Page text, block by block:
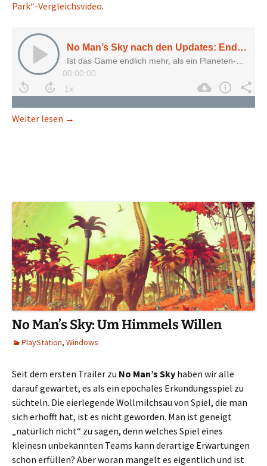
Park“-Vergleichsvideo.
Weiter lesen No Man’s Sky nach den Updates: Endlich das
→
No Man’s Sky: Um Himmels Willen
PlayStation, Windows
Seit dem ersten Trailer zu No Man’s Sky haben wir alle
darauf gewartet, es als ein epochales Erkundungsspiel zu
süchteln. Die eierlegende Wollmilchsau von Spiel, die man
sich erhofft hat, ist es nicht geworden. Man ist geneigt
„natürlich nicht“ zu sagen, denn welches Spiel eines
kleinesn unbekannten Teams kann derartige Erwartungen
schon erfüllen? Aber woran mangelt es eigentlich und ist